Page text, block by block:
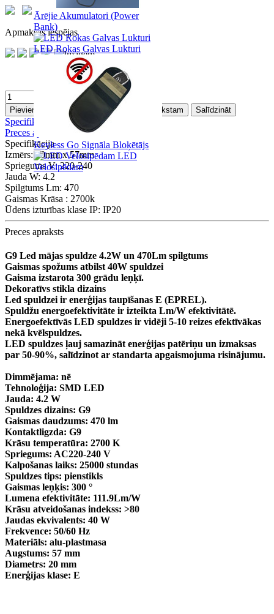
Ārējie Akumulatori (Power
Bank)
LED Rokas Galvas Lukturi
Keyless Go Signāla Bloķētājs
LED
Velosipēdam
Apmaksas iespējas
Pievienot grozam Pievienot Vēlmju sarakstam Salīdzināt
Specifikācija
Preces apraksts
Specifikācija
Izmērs:20mm x 57mm
Spriegums V:220-240
Jauda W: 4.2
Spilgtums Lm: 470
Gaismas Krāsa : 2700k
Ūdens izturības klase IP: IP20
Preces apraksts
G9 Led mājas spuldze 4.2W un 470Lm spilgtums
Gaismas spožums atbilst 40W spuldzei
Gaisma izstarota 300 grādu leņķī.
Dekoratīvs stikla dizains
Led spuldzei ir enerģijas taupīšanas E (EPREL).
Spuldžu energoefektivitāte ir izteikta Lm/W efektivitātē.
Energoefektīvās LED spuldzes ir vidēji 5-10 reizes efektīvākas
nekā kvēlspuldzes.
LED spuldzes ļauj samazināt enerģijas patēriņu un izmaksas
par 50-90%, salīdzinot ar standarta apgaismojuma risinājumu.
Dimmējama: nē
Tehnoloģija: SMD LED
Jauda: 4.2 W
Spuldzes dizains: G9
Gaismas daudzums: 470 lm
Kontaktligzda: G9
Krāsu temperatūra: 2700 K
Spriegums: AC220-240 V
Kalpošanas laiks: 25000 stundas
Spuldzes tips: pienstikls
Gaismas leņķis: 300 °
Lumena efektivitāte: 111.9Lm/W
Krāsu atveidošanas indekss: >80
Jaudas ekvivalents: 40 W
Frekvence: 50/60 Hz
Materiāls: alu-plastmasa
Augstums: 57 mm
Diametrs: 20 mm
Enerģijas klase: E